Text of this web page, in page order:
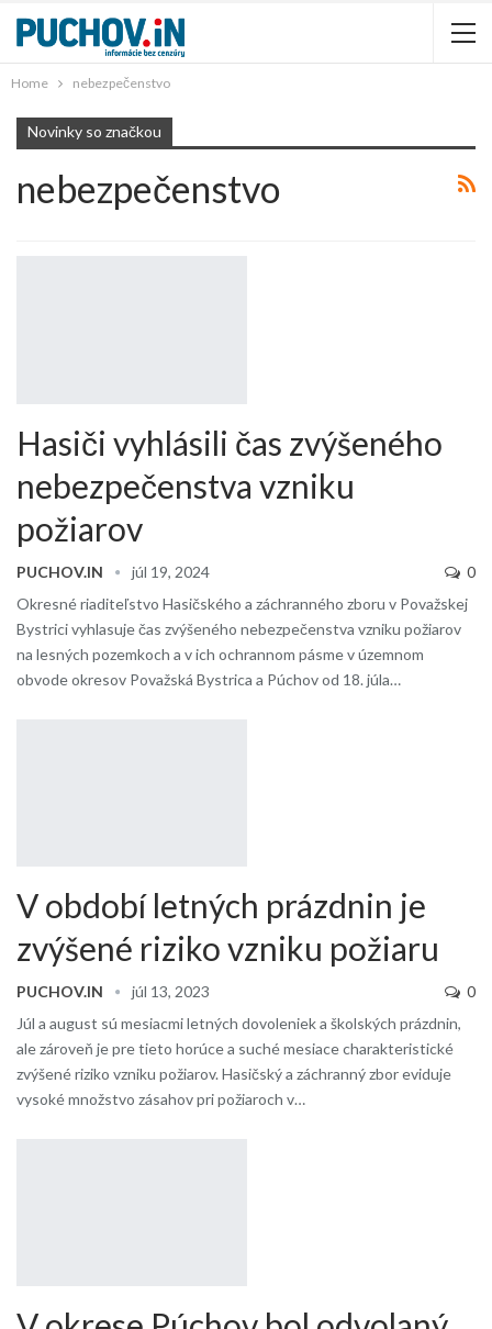
Home nebezpečenstvo
Novinky so značkou
nebezpečenstvo
Hasiči vyhlásili čas zvýšeného
nebezpečenstva vzniku
požiarov
PUCHOV.IN júl 19, 2024
0
Okresné riaditeľstvo Hasičského a záchranného zboru v Považskej
Bystrici vyhlasuje čas zvýšeného nebezpečenstva vzniku požiarov
na lesných pozemkoch a v ich ochrannom pásme v územnom
obvode okresov Považská Bystrica a Púchov od 18. júla…
V období letných prázdnin je
zvýšené riziko vzniku požiaru
PUCHOV.IN júl 13, 2023
0
Júl a august sú mesiacmi letných dovoleniek a školských prázdnin,
ale zároveň je pre tieto horúce a suché mesiace charakteristické
zvýšené riziko vzniku požiarov. Hasičský a záchranný zbor eviduje
vysoké množstvo zásahov pri požiaroch v…